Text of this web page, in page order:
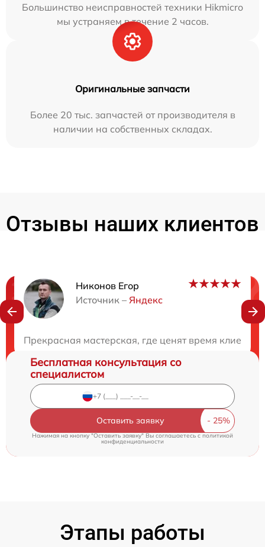
Большинство неисправностей техники Hikmicro
мы устраняем в течение 2 часов.
Оригинальные запчасти
Более 20 тыс. запчастей от производителя в
наличии на собственных складах.
Отзывы наших клиентов
Никонов Егор
Источник – Яндекс
Прекрасная мастерская, где ценят время
Нужна консультация?
Бесплатная консультация со
специалистом
Оставить заявку
Нажимая на кнопку "Оставить заявку" Вы соглашаетесь cполитикой
конфиденциальности
Этапы работы